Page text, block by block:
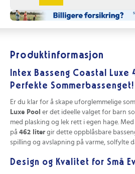
Produktinformasjon
Intex Basseng Coastal Luxe
Perfekte Sommerbassenget!
Er du klar for å skape uforglemmelige
Luxe Pool er det ideelle valget for barn
med plasking og lek rett i egen hage.
på 462 liter gir dette oppblåsbare
spilling og avslapning på varme, solfylte
Design og Kvalitet for Små